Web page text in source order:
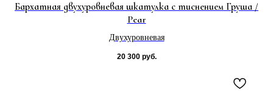
Бархатная двухуровневая шкатулка с тиснением Груша /
Pear
Двухуровневая
20 300 руб.